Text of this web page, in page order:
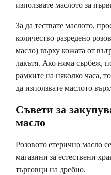
използвате маслото за
За да тествате маслото,
количество разредено
масло) върху кожата от
лакътя. Ако няма сърбеж,
рамките на няколко часа,
да използвате маслото
Съвети за
масло
Розовото етерично масло
магазини за естествени
търговци на дребно.